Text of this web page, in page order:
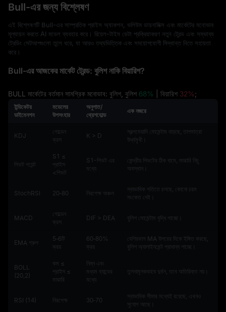
Bull-এর জন্য বিশ্লেষণ
এই বিশ্লেষণটি Bull-এর সাম্প্রতিক প্রাইস অ্যাকশন, ভলিউম ডায়নামিক্স এবং মার্কেটের মনোভাব
মূল্যায়ন করতে AI মডেল ব্যবহার করে। রিয়েল-টাইম ডেটা প্রক্রিয়াকরণ নতুন ট্রেন্ড এবং সম্ভাব্য
ট্রেডিং সেটআপগুলো তুলে ধরে, যা আরও তথ্যভিত্তিক এবং সময়োপযোগী সিদ্ধান্ত নিতে সহায়তা
করে।
Bull-এর আজকের মার্কেট ট্রেন্ড: বুলিশ নাকি বিয়ারিশ?
BULL মার্কেটের বর্তমান সামগ্রিক মনোভাব: বুলিশ, বুলিশ 68% | বিয়ারিশ 32%;
ইন্ডিকেটর
ডাইমেনশন
মডেলের
উপসংহার
অনুপাত/
থ্রেশহোল্ড
এক নজরে
KDJ
গোল্ডেন
K > D
স্বল্পমেয়াদি মোমেন্টাম বাড়ছে, তাপমাত্রা
উর্ধ্বমুখী।
পিভট পয়েন্ট
S1 ≤
প্রাইস
<পিভট
S1-পিভট এর
মধ্যে
কেন্দ্রীয় পিভটের ঠিক বামে, মাঝারি নিচু
অবস্থান।
StochRSI 20‑80 নিরপেক্ষ অঞ্চল
স্বাভাবিক গতিতে চলছে, কোনো চরম
সংকেত নেই।
MACD
গোল্ডেন
DIF > DEA বুলিশ মোমেন্টাম বৃদ্ধি পাচ্ছে।
EMA গ্রুপ
5‑6টি
60‑80%
বেশিরভাগ MA উপরের দিকে ইঙ্গিত করছে,
বুলিশ অ্যালাইনমেন্ট প্রাধান্য পাচ্ছে।
BOLL
(20,2)
কম ≤
প্রাইস ≤
মাঝারি
নিম্ন এবং
মধ্যম ব্যান্ডের
মধ্যে
তুলনামূলকভাবে দুর্বল, তবে অতিরিক্ত নয়।
RSI (14) নিরপেক্ষ 30‑70
স্বাভাবিক সীমার মধ্যেই রয়েছে, এখনও
সুযোগ আছে।